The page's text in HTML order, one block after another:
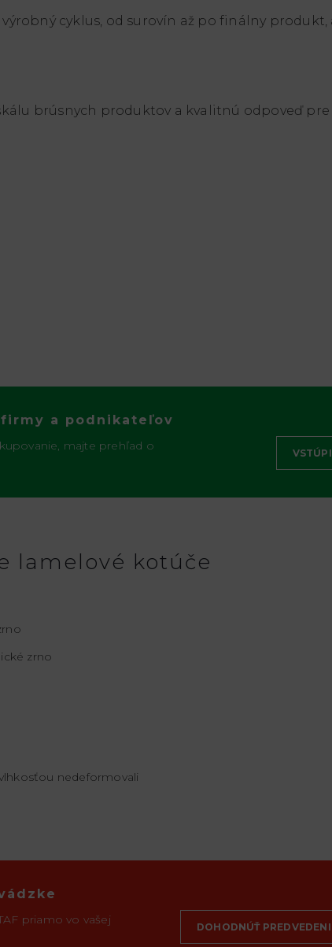
cyklus, od surovín až po finálny produkt,
brúsnych produktov a kvalitnú odpoveď pre
firmy a podnikateľov
majte prehľad o
lamelové kotúče
zrno
nedeformovali
priamo vo vašej
DOHODNÚŤ